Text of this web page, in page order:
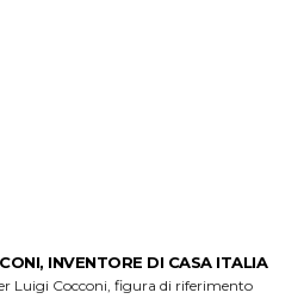
INVENTORE DI CASA ITALIA
Luigi Cocconi, figura di riferimento